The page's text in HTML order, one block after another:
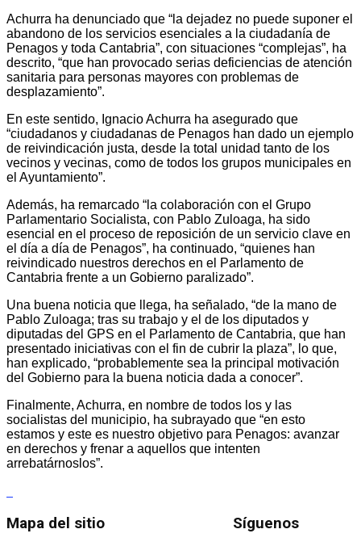
Achurra ha denunciado que “la dejadez no puede suponer el
abandono de los servicios esenciales a la ciudadanía de
Penagos y toda Cantabria”, con situaciones “complejas”, ha
descrito, “que han provocado serias deficiencias de atención
sanitaria para personas mayores con problemas de
desplazamiento”.
En este sentido, Ignacio Achurra ha asegurado que
“ciudadanos y ciudadanas de Penagos han dado un ejemplo
de reivindicación justa, desde la total unidad tanto de los
vecinos y vecinas, como de todos los grupos municipales en
el Ayuntamiento”.
Además, ha remarcado “la colaboración con el Grupo
Parlamentario Socialista, con Pablo Zuloaga, ha sido
esencial en el proceso de reposición de un servicio clave en
el día a día de Penagos”, ha continuado, “quienes han
reivindicado nuestros derechos en el Parlamento de
Cantabria frente a un Gobierno paralizado”.
Una buena noticia que llega, ha señalado, “de la mano de
Pablo Zuloaga; tras su trabajo y el de los diputados y
diputadas del GPS en el Parlamento de Cantabria, que han
presentado iniciativas con el fin de cubrir la plaza”, lo que,
han explicado, “probablemente sea la principal motivación
del Gobierno para la buena noticia dada a conocer”.
Finalmente, Achurra, en nombre de todos los y las
socialistas del municipio, ha subrayado que “en esto
estamos y este es nuestro objetivo para Penagos: avanzar
en derechos y frenar a aquellos que intenten
arrebatárnoslos”.
Mapa del sitio Síguenos